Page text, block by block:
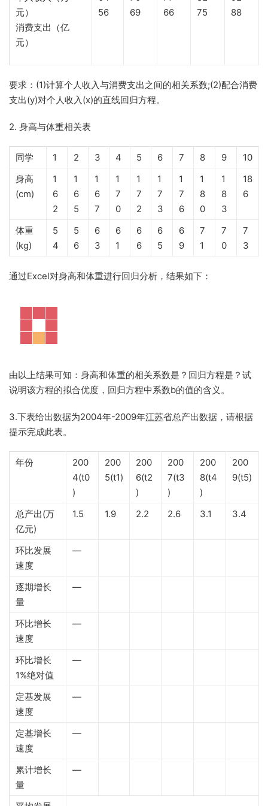
元）
消费支出（亿
元）
56
69
66
75
88
要求：(1)计算个人收入与消费支出之间的相关系数;(2)配合消费
支出(y)对个人收入(x)的直线回归方程。
2. 身高与体重相关表
同学 1 2 3 4 5 6 7 8 9
10
身高
(cm)
1
6
2
1
6
5
1
6
7
1
7
0
1
7
2
1
7
3
1
7
6
1
8
0
1
8
3
18
6
体重
(kg)
5
4
5
6
6
3
6
1
6
6
6
5
6
9
7
1
7
0
7
3
通过Excel对身高和体重进行回归分析，结果如下：
由以上结果可知：身高和体重的相关系数是？回归方程是？试
说明该方程的拟合优度，回归方程中系数b的值的含义。
3.下表给出数据为2004年-2009年江苏省总产出数据，请根据
提示完成此表。
年份
200
4(t0
)
200
5(t1)
200
6(t2
)
200
7(t3
)
200
8(t4
)
200
9(t5)
总产出(万
亿元)
1.5 1.9 2.2 2.6 3.1 3.4
环比发展
速度
—
逐期增长
量
—
环比增长
速度
—
环比增长
1%绝对值
—
定基发展
速度
—
定基增长
速度
—
累计增长
量
—